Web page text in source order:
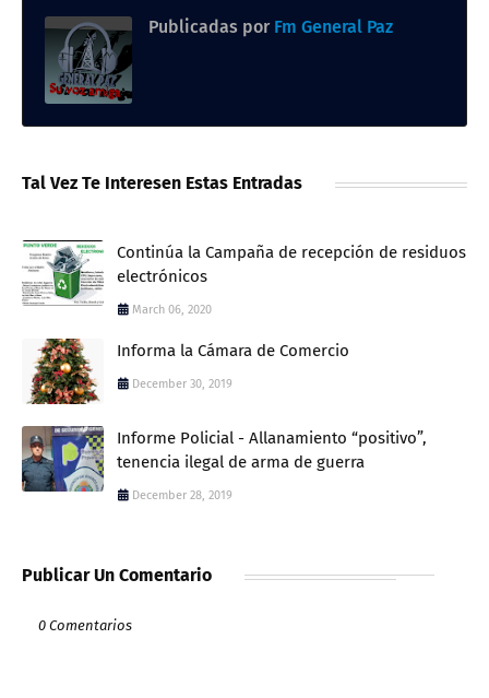
Publicadas por Fm General Paz
Tal Vez Te Interesen Estas Entradas
Continúa la Campaña de recepción de residuos
electrónicos
March 06, 2020
Informa la Cámara de Comercio
December 30, 2019
Informe Policial - Allanamiento “positivo”,
tenencia ilegal de arma de guerra
December 28, 2019
Publicar Un Comentario
0 Comentarios